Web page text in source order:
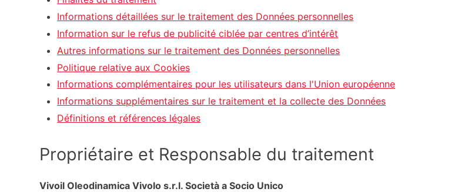
Informations détaillées sur le traitement des Données personnelles
Information sur le refus de publicité ciblée par centres d’intérêt
Autres informations sur le traitement des Données personnelles
Politique relative aux Cookies
Informations complémentaires pour les utilisateurs dans l'Union européenne
Informations supplémentaires sur le traitement et la collecte des Données
Définitions et références légales
Propriétaire et Responsable du traitement
Vivoil Oleodinamica Vivolo s.r.l. Società a Socio Unico